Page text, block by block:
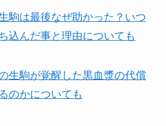
駒は最後なぜ助かった？いつ
込んだ事と理由についても
生駒が覚醒した黒血漿の代償
のかについても